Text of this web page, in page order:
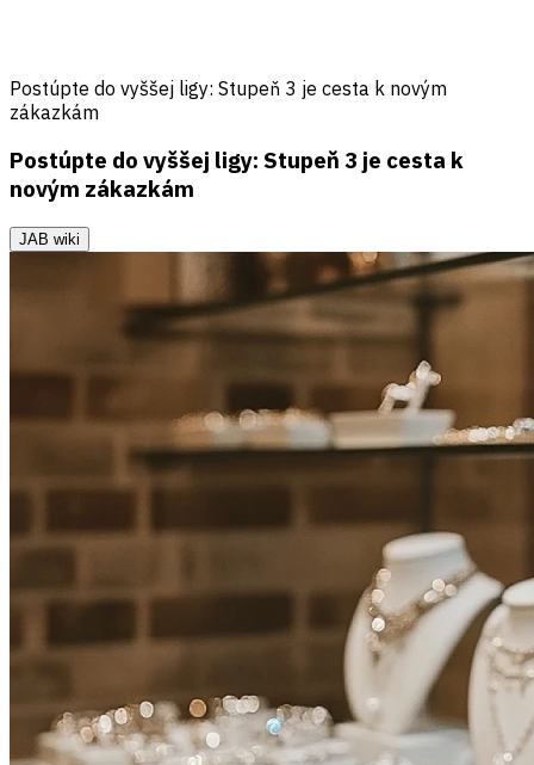
Postúpte do vyššej ligy: Stupeň 3 je cesta k novým
zákazkám
Postúpte do vyššej ligy: Stupeň 3 je cesta k
novým zákazkám
JAB wiki